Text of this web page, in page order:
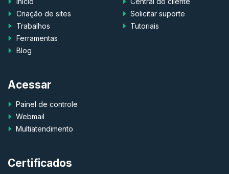
Criação de sites
Trabalhos
Ferramentas
Blog
Solicitar suporte
Tutoriais
Acessar
Painel de controle
Webmail
Multiatendimento
Certificados